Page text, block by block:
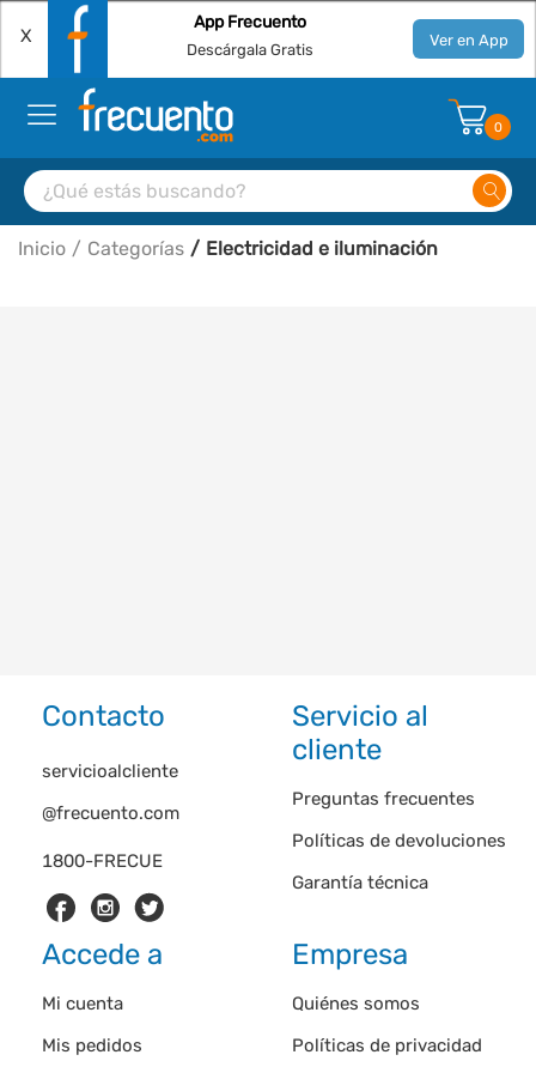
X
App Frecuento
Descárgala Gratis Ver en App
0
Inicio Categorías Electricidad e iluminación
Contacto
1800-FRECUE
servicioalcliente
@frecuento.com
Servicio al
cliente
Preguntas frecuentes
Políticas de devoluciones
Garantía técnica
Accede a
Mi cuenta
Mis pedidos
Empresa
Quiénes somos
Políticas de privacidad